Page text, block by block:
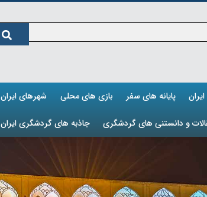
پایانه های سفر بازی های محلی شهرهای ایران
و دانستنی های گردشگری جاذبه های گردشگری ایران